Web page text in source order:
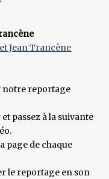
Jean Trancène
notre reportage
passez à la suivante
page de chaque
le reportage en son